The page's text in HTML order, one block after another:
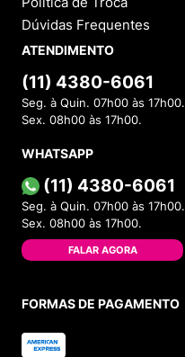
Dúvidas Frequentes
ATENDIMENTO
(11) 4380-6061
Seg. à Quin. 07h00 às 17h00.
Sex. 08h00 às 17h00.
WHATSAPP
(11) 4380-6061
Seg. à Quin. 07h00 às 17h00.
Sex. 08h00 às 17h00.
FALAR AGORA
FORMAS DE PAGAMENTO